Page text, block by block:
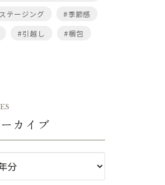
テージング
#季節感
#引越し
#梱包
カイブ